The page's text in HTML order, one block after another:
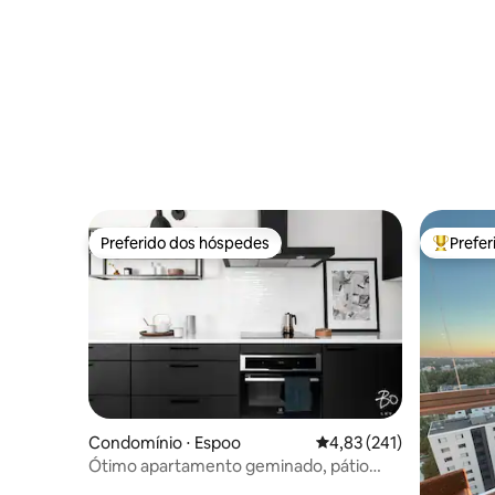
Preferido dos hóspedes
Preferido dos hóspedes
Condomínio ⋅ Espoo 4,83 de uma avaliação
4,83 (241)
Ótimo apartamento geminado, pátio
Entre